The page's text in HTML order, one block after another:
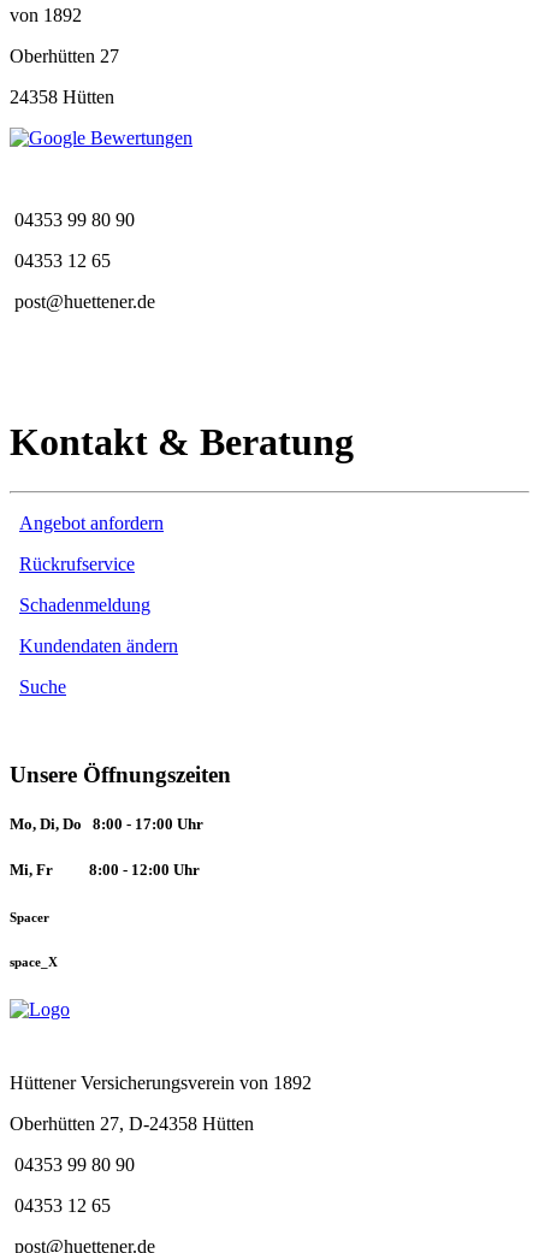
von 1892
Oberhütten 27
24358 Hütten
04353 99 80 90
04353 12 65
post@huettener.de
Kontakt & Beratung
Angebot anfordern
Rückrufservice
Schadenmeldung
Kundendaten ändern
Suche
Unsere Öffnungszeiten
Mo, Di, Do 8:00 - 17:00 Uhr
Mi, Fr 8:00 - 12:00 Uhr
Spacer
space_X
Hüttener Versicherungsverein von 1892
Oberhütten 27, D-24358 Hütten
04353 99 80 90
04353 12 65
post@huettener.de